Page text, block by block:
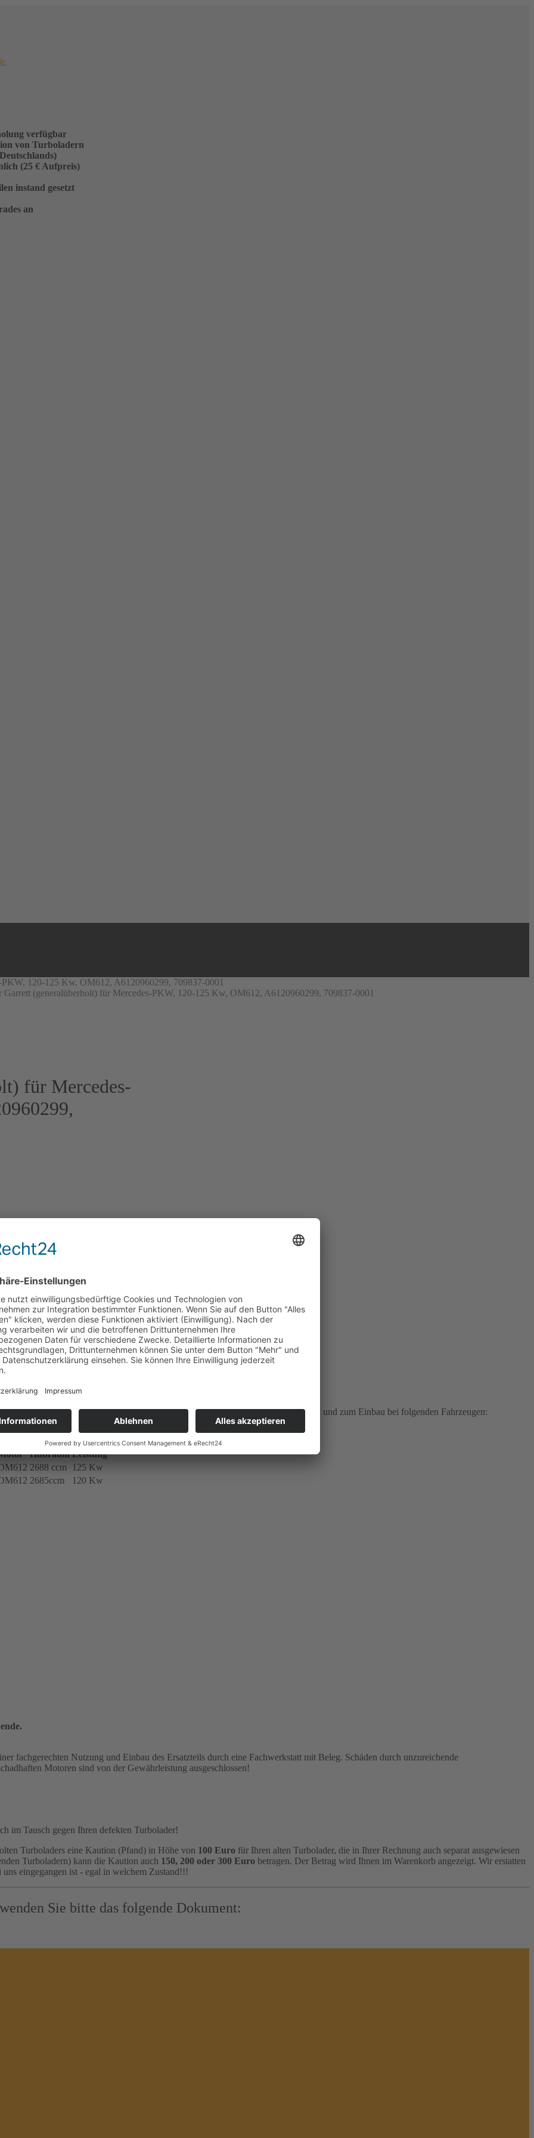
verfügbar
von Turboladern
(25 € Aufpreis)
instand gesetzt
an
120-125 Kw, OM612, A6120960299, 709837-0001
Garrett (generalüberholt) für Mercedes-PKW, 120-125 Kw, OM612, A6120960299, 709837-0001
für Mercedes-
Marke Garrett (Originalteil) –
Turbolader der Marke Garrett(100% Originalteil) mit folgenden Merkmalen und zum Einbau bei folgenden Fahrzeugen:
Hubraum Leistung
2688 ccm
125 Kw
2685ccm 120 Kw
fachgerechten Nutzung und Einbau des Ersatzteils durch eine Fachwerkstatt mit Beleg. Schäden durch unzureichende
Motoren sind von der Gewährleistung ausgeschlossen!
im Tausch gegen Ihren defekten Turbolader!
Turboladers eine Kaution (Pfand) in Höhe von 100 Euro für Ihren alten Turbolader, die in Ihrer Rechnung auch separat ausgewiesen
Turboladern) kann die Kaution auch 150, 200 oder 300 Euro betragen. Der Betrag wird Ihnen im Warenkorb angezeigt. Wir erstatten
eingegangen ist - egal in welchem Zustand!!!
Sie bitte das folgende Dokument: